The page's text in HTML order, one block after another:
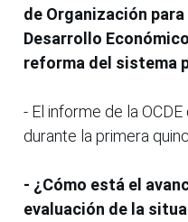
de Organización para
Desarrollo
reforma del sistema
- El informe de la
durante la primera
- ¿Cómo está el
evaluación de la